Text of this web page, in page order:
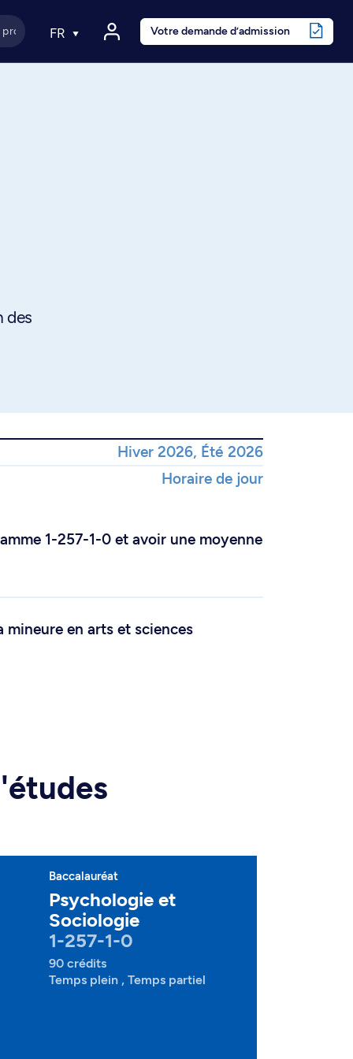
FR Votre demande d’admission
des
Hiver 2026, Été 2026
Horaire de jour
1-257-1-0 et avoir une moyenne
mineure en arts et sciences
Baccalauréat
Psychologie et
Sociologie
1-257-1-0
90 crédits
Temps plein , Temps partiel